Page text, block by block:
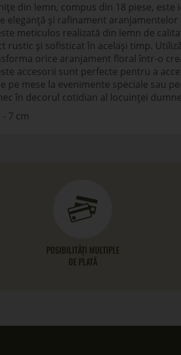
din lemn, compus din 18 piese, este
eleganță și rafinament aranjamentelor
meticulos realizată din lemn de
rustic și sofisticat în același timp.
orice aranjament floral într-o
accesorii sunt perfecte pentru a
pe mese la evenimente speciale sau
în decorul cotidian al locuinței
7 cm
POSIBILITĂȚI MULTIPLE
DE PLATĂ